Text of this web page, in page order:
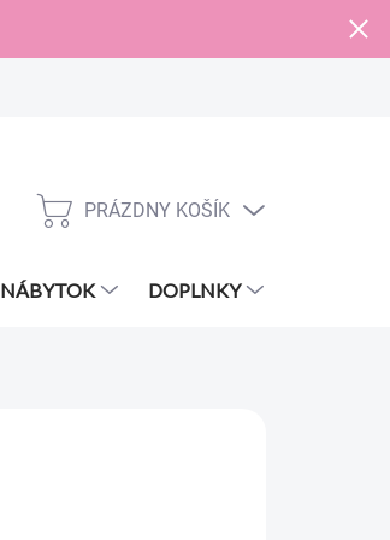
NÁKUPNÝ
PRÁZDNY KOŠÍK
NÁBYTOK DOPLNKY